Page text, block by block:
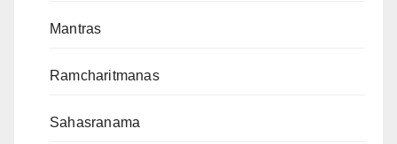
Mantras
Ramcharitmanas
Sahasranama